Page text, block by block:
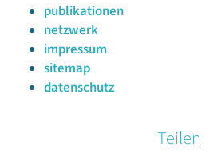
publikationen
netzwerk
impressum
sitemap
datenschutz
Teilen